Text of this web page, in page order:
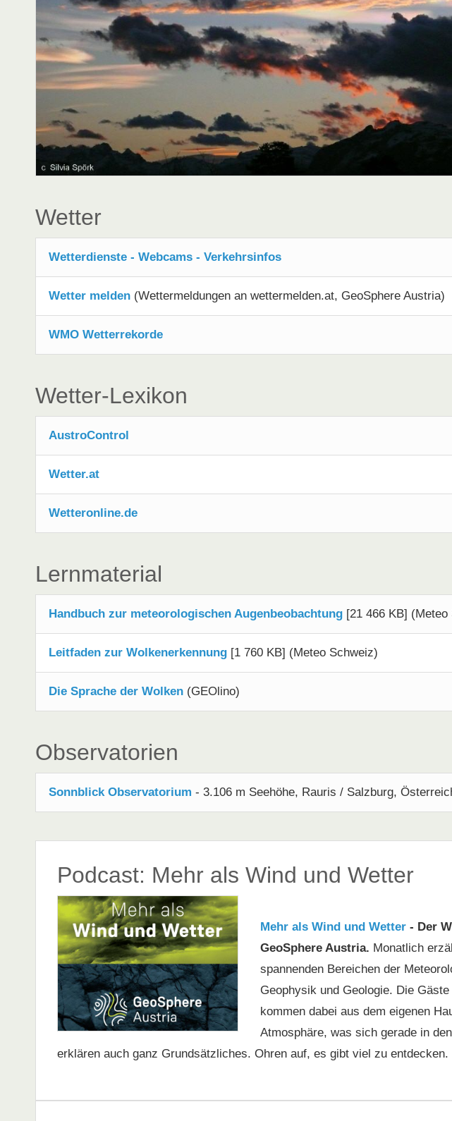
Wetter
Wetterdienste - Webcams - Verkehrsinfos
Wetter melden (Wettermeldungen an wettermelden.at, GeoSphere Austria)
WMO Wetterrekorde
Wetter-Lexikon
AustroControl
Wetter.at
Wetteronline.de
Lernmaterial
Handbuch zur meteorologischen Augenbeobachtung [21 466 KB] (Meteo
Leitfaden zur Wolkenerkennung [1 760 KB] (Meteo Schweiz)
Die Sprache der Wolken (GEOlino)
Observatorien
Sonnblick Observatorium - 3.106 m Seehöhe, Rauris / Salzburg,
Podcast: Mehr als Wind und Wetter
Mehr als Wind und Wetter - Der
GeoSphere Austria. Monatlich
spannenden Bereichen der
Geophysik und Geologie. Die
kommen dabei aus dem eigenen
Atmosphäre, was sich gerade in
erklären auch ganz Grundsätzliches. Ohren auf, es gibt viel zu entdecken.